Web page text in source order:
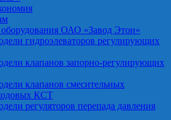
ОАО «Завод Этон»
гидроэлеваторов регулирующих
клапанов запорно-регулирующих
клапанов смесительных
КСТ
регуляторов перепада давления